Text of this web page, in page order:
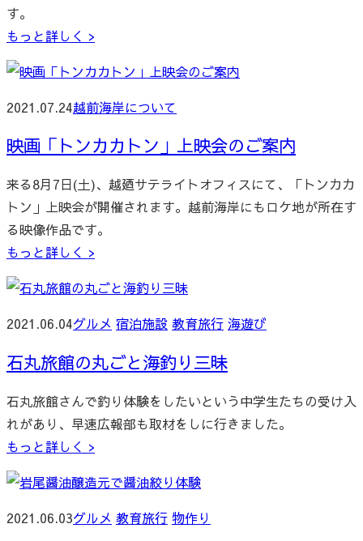
す。
もっと詳しく >
2021.07.24越前海岸について
映画「トンカカトン」上映会のご案内
来る8月7日(土)、越廼サテライトオフィスにて、「トンカカ
トン」上映会が開催されます。越前海岸にもロケ地が所在す
る映像作品です。
もっと詳しく >
2021.06.04グルメ 宿泊施設 教育旅行 海遊び
石丸旅館の丸ごと海釣り三昧
石丸旅館さんで釣り体験をしたいという中学生たちの受け入
れがあり、早速広報部も取材をしに行きました。
もっと詳しく >
2021.06.03グルメ 教育旅行 物作り